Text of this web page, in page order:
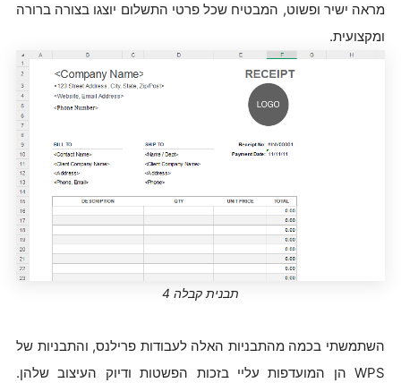
מראה ישיר ופשוט, המבטיח שכל פרטי התשלום יוצגו בצורה ברורה
ומקצועית.
תבנית קבלה 4
השתמשתי בכמה מהתבניות האלה לעבודות פרילנס, והתבניות של
WPS הן המועדפות עליי בזכות הפשטות ודיוק העיצוב שלהן.